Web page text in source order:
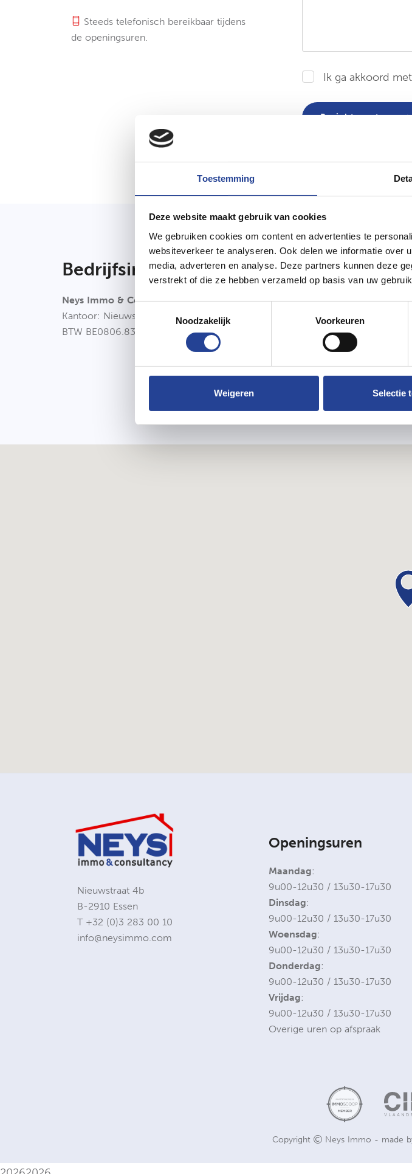
Toestemming
Deze website maakt gebruik van cookies
We gebruiken cookies om content en advertenties te
websiteverkeer te analyseren. Ook delen we informatie over
media, adverteren en analyse. Deze partners kunnen deze
verstrekt of die ze hebben verzameld op basis van uw
Noodzakelijk
Voorkeuren
Weigeren Selectie
Steeds telefonisch bereikbaar tijdens
de openingsuren.
Ik ga akkoord
Bericht versturen
Bedrijfsinfo
Neys Immo & Consultancy bv
Kantoor: Nieuwstraat 4b, 2910 Essen (B)
BTW BE0806.838.278
Nieuwstraat 4b
B-2910 Essen
T +32 (0)3 283 00 10
info@neysimmo.com
Openingsuren
Maandag:
9u00-12u30 / 13u30-17u30
Dinsdag:
9u00-12u30 / 13u30-17u30
Woensdag:
9u00-12u30 / 13u30-17u30
Donderdag:
9u00-12u30 / 13u30-17u30
Vrijdag:
9u00-12u30 / 13u30-17u30
Overige uren op afspraak
Copyright Neys Immo - made